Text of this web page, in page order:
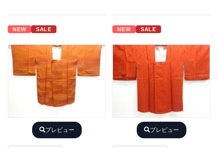
NEW SALE
プレビュー
NEW SALE
プレビュー